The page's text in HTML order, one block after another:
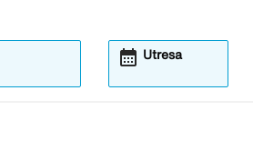
Utresa
calendar_month